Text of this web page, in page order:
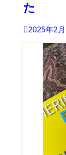
た
2025年2月